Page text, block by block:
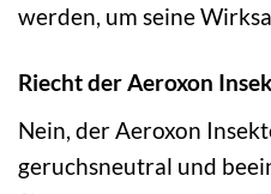
werden, um seine
Riecht der Aeroxon
Nein, der Aeroxon
geruchsneutral und